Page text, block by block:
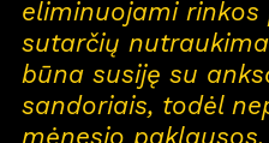
eliminuojami
sutarčių
būna susiję su
sandoriais, todėl
mėnesio